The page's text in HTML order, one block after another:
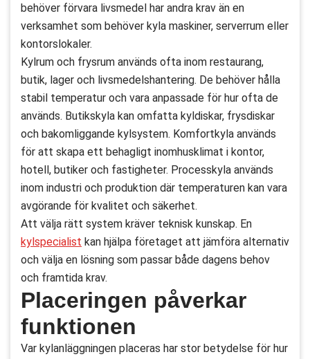
behöver förvara livsmedel har andra krav än en
verksamhet som behöver kyla maskiner, serverrum eller
kontorslokaler.
Kylrum och frysrum används ofta inom restaurang,
butik, lager och livsmedelshantering. De behöver hålla
stabil temperatur och vara anpassade för hur ofta de
används. Butikskyla kan omfatta kyldiskar, frysdiskar
och bakomliggande kylsystem. Komfortkyla används
för att skapa ett behagligt inomhusklimat i kontor,
hotell, butiker och fastigheter. Processkyla används
inom industri och produktion där temperaturen kan vara
avgörande för kvalitet och säkerhet.
Att välja rätt system kräver teknisk kunskap. En
kylspecialist kan hjälpa företaget att jämföra alternativ
och välja en lösning som passar både dagens behov
och framtida krav.
Placeringen påverkar
funktionen
Var kylanläggningen placeras har stor betydelse för hur